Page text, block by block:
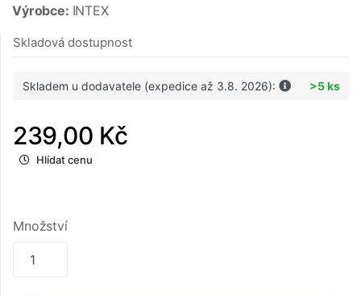
Výrobce: INTEX
Skladová dostupnost
Skladem u dodavatele (expedice až 3.8. 2026): >5 ks
239,00 Kč
Hlídat cenu
Množství